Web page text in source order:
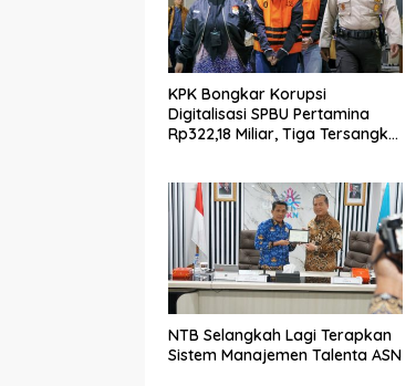
KPK Bongkar Korupsi
Digitalisasi SPBU Pertamina
Rp322,18 Miliar, Tiga Tersangka
NTB Selangkah Lagi Terapkan
Sistem Manajemen Talenta ASN